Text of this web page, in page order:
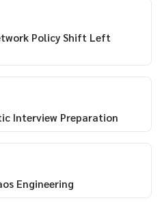
Policy Shift Left
Interview Preparation
Engineering